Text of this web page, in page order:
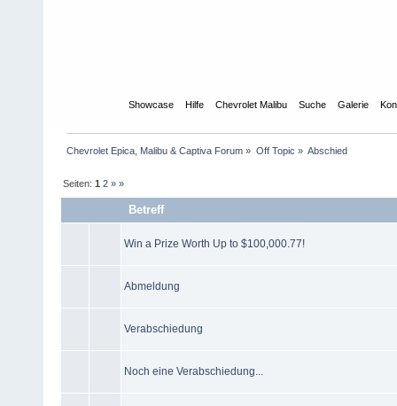
Showcase Hilfe Chevrolet Malibu Suche Galerie
Chevrolet Epica, Malibu & Captiva Forum » Off Topic » Abschied
Seiten:1 2 » »
Betreff
Win a Prize Worth Up to $100,000.77!
Abmeldung
Verabschiedung
Noch eine Verabschiedung...